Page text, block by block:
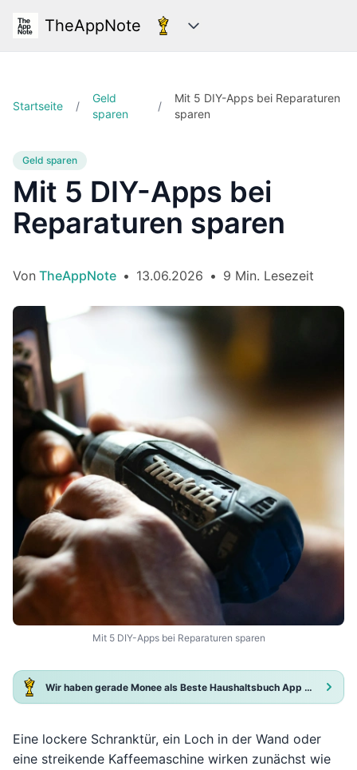
TheAppNote Kategorien
Startseite /
Geld
sparen
/
Mit 5 DIY-Apps bei Reparaturen
sparen
Geld sparen
Mit 5 DIY-Apps bei
Reparaturen sparen
Von TheAppNote • 13.06.2026 • 9 Min. Lesezeit
Mit 5 DIY-Apps bei Reparaturen sparen
Wir haben gerade Monee als Beste Haushaltsbuch App 2025 ausgezeichnet!
Eine lockere Schranktür, ein Loch in der Wand oder
eine streikende Kaffeemaschine wirken zunächst wie